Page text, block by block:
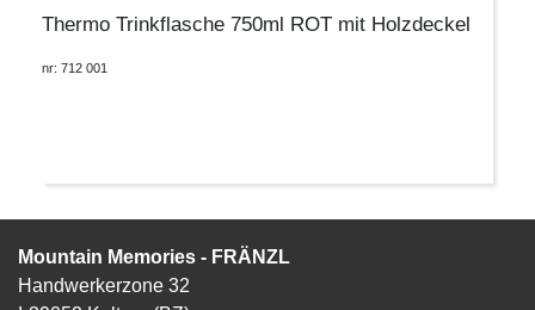
Thermo Trinkflasche 750ml ROT mit Holzdeckel
nr: 712 001
Mountain Memories - FRÄNZL
Handwerkerzone 32